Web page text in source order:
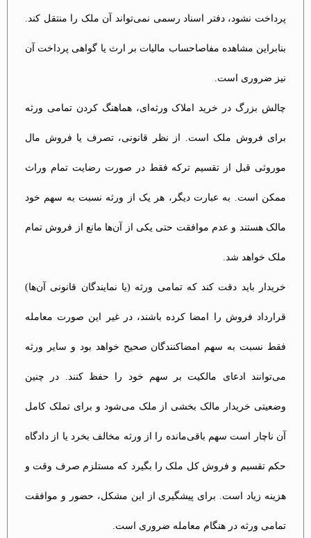
پرداخت نشود، دفتر اسناد رسمی نمی‌تواند آن ملک را منتقل کند.
بنابراین مشاهده مفاصاحساب مالیات بر ارث یا گواهی پرداخت آن
نیز ضروری است​.
چالش بزرگ در خرید املاک ورثه‌ای، هماهنگ کردن تمامی ورثه
برای فروش ملک است. از نظر قانونی، تصرف یا فروش مال
موروثی قبل از تقسیم ترکه فقط در صورت رضایت تمام وراث
ممکن است. به عبارت دیگر، هر یک از ورثه نسبت به سهم خود
مالک هستند و عدم موافقت حتی یکی از آن‌ها مانع از فروش تمام
ملک خواهد شد​.
خریدار باید دقت کند که تمامی ورثه (یا نمایندگان قانونی آن‌ها)
قرارداد فروش را امضا کرده باشند، در غیر این صورت معامله
فقط نسبت به سهم امضاکنندگان صحیح خواهد بود و سایر ورثه
می‌توانند ادعای مالکیت بر سهم خود را حفظ کنند. در چنین
وضعیتی خریدار مالک بخشی از ملک می‌شود و برای تملک کامل
آن ناچار است سهم باقی‌مانده را از ورثه مخالف بخرد یا از دادگاه
حکم تقسیم و فروش کل ملک را بگیرد که مستلزم صرف وقت و
هزینه زیاد است. برای پیشگیری از این مشکل، حضور و موافقت
تمامی ورثه در هنگام معامله ضروری است​.